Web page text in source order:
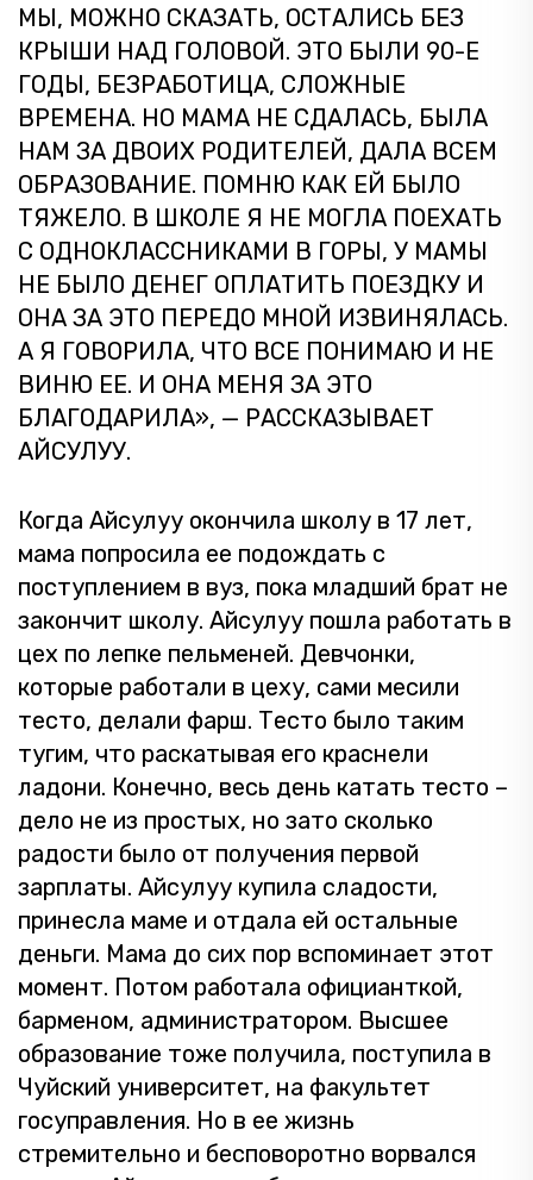
МЫ, МОЖНО СКАЗАТЬ, ОСТАЛИСЬ БЕЗ
КРЫШИ НАД ГОЛОВОЙ. ЭТО БЫЛИ 90-Е
ГОДЫ, БЕЗРАБОТИЦА, СЛОЖНЫЕ
ВРЕМЕНА. НО МАМА НЕ СДАЛАСЬ, БЫЛА
НАМ ЗА ДВОИХ РОДИТЕЛЕЙ, ДАЛА ВСЕМ
ОБРАЗОВАНИЕ. ПОМНЮ КАК ЕЙ БЫЛО
ТЯЖЕЛО. В ШКОЛЕ Я НЕ МОГЛА ПОЕХАТЬ
С ОДНОКЛАССНИКАМИ В ГОРЫ, У МАМЫ
НЕ БЫЛО ДЕНЕГ ОПЛАТИТЬ ПОЕЗДКУ И
ОНА ЗА ЭТО ПЕРЕДО МНОЙ ИЗВИНЯЛАСЬ.
А Я ГОВОРИЛА, ЧТО ВСЕ ПОНИМАЮ И НЕ
ВИНЮ ЕЕ. И ОНА МЕНЯ ЗА ЭТО
БЛАГОДАРИЛА», — РАССКАЗЫВАЕТ
АЙСУЛУУ.
Когда Айсулуу окончила школу в 17 лет,
мама попросила ее подождать с
поступлением в вуз, пока младший брат не
закончит школу. Айсулуу пошла работать в
цех по лепке пельменей. Девчонки,
которые работали в цеху, сами месили
тесто, делали фарш. Тесто было таким
тугим, что раскатывая его краснели
ладони. Конечно, весь день катать тесто –
дело не из простых, но зато сколько
радости было от получения первой
зарплаты. Айсулуу купила сладости,
принесла маме и отдала ей остальные
деньги. Мама до сих пор вспоминает этот
момент. Потом работала официанткой,
барменом, администратором. Высшее
образование тоже получила, поступила в
Чуйский университет, на факультет
госуправления. Но в ее жизнь
стремительно и бесповоротно ворвался